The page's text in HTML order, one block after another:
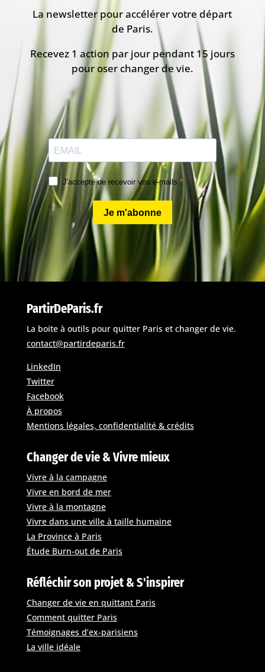
La newsletter pour accélérer votre départ
de Paris.
Recevez 1 action par jour pendant 15 jours
pour oser changer de vie.
J'accepte de recevoir vos e-mails.
Je m'abonne
PartirDeParis.fr
La boite à outils pour quitter Paris et changer de vie.
contact@partirdeparis.fr
LinkedIn
Twitter
Facebook
À propos
Mentions légales, confidentialité & crédits
Changer de vie & Vivre mieux
Vivre à la campagne
Vivre en bord de mer
Vivre à la montagne
Vivre dans une ville à taille humaine
La Province à Paris
Étude Burn-out de Paris
Réfléchir son projet & S'inspirer
Changer de vie en quittant Paris
Comment quitter Paris
Témoignages d’ex-parisiens
La ville idéale